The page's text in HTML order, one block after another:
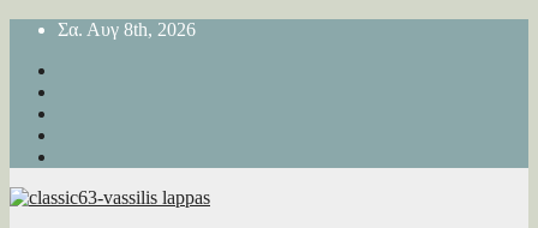
Μετάβαση
περιεχόμενο
Σα. Αυγ 8th, 2026